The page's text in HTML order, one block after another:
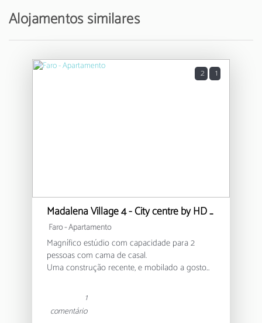
Alojamentos similares
2 1
Madalena Village 4 - City centre by HD PROPERTIES
Faro -Apartamento
Magnífico estúdio com capacidade para 2
pessoas com cama de casal.
Uma construção recente, e mobilado a gosto
de leveza e descanso.
Localização no centro da cidade e numa zona
festiva durante a noite, no entanto o isolamento
1
comentário